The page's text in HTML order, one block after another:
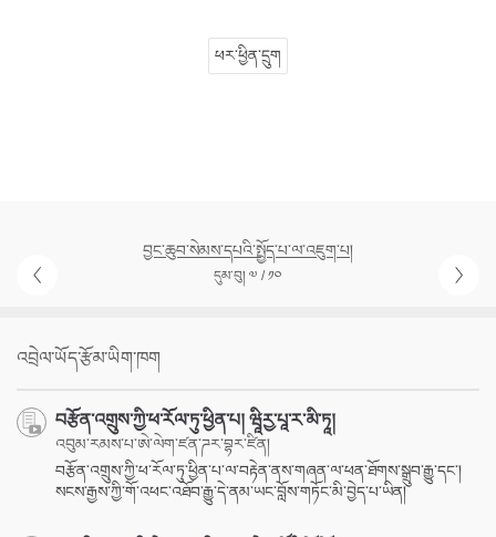
ཕར་ཕྱིན་དྲུག
བྱང་ཆུབ་སེམས་དཔའི་སྤྱོད་པ་ལ་འཇུག་པ།
དུམ་བུ། ༧ / ༡༠
འབྲེལ་ཡོད་རྩོམ་ཡིག་ཁག
བརྩོན་འགྲུས་ཀྱི་ཕ་རོལ་ཏུ་ཕྱིན་པ། ཝཱིརྱ་པཱ་ར་མི་ཏཱ།
འབུམ་རམས་པ་ཨེ་ལེག་ཛན་ཌར་བྷར་ཛིན།
བརྩོན་འགྲུས་ཀྱི་ཕ་རོལ་ཏུ་ཕྱིན་པ་ལ་བརྟེན་ནས་གཞན་ལ་ཕན་ཐོགས་སྒྲུབ་རྒྱུ་དང་།
སངས་རྒྱས་ཀྱི་གོ་འཕང་འཐོབ་རྒྱུ་དེ་ནམ་ཡང་བློས་གཏོང་མི་བྱེད་པ་ཡིན།